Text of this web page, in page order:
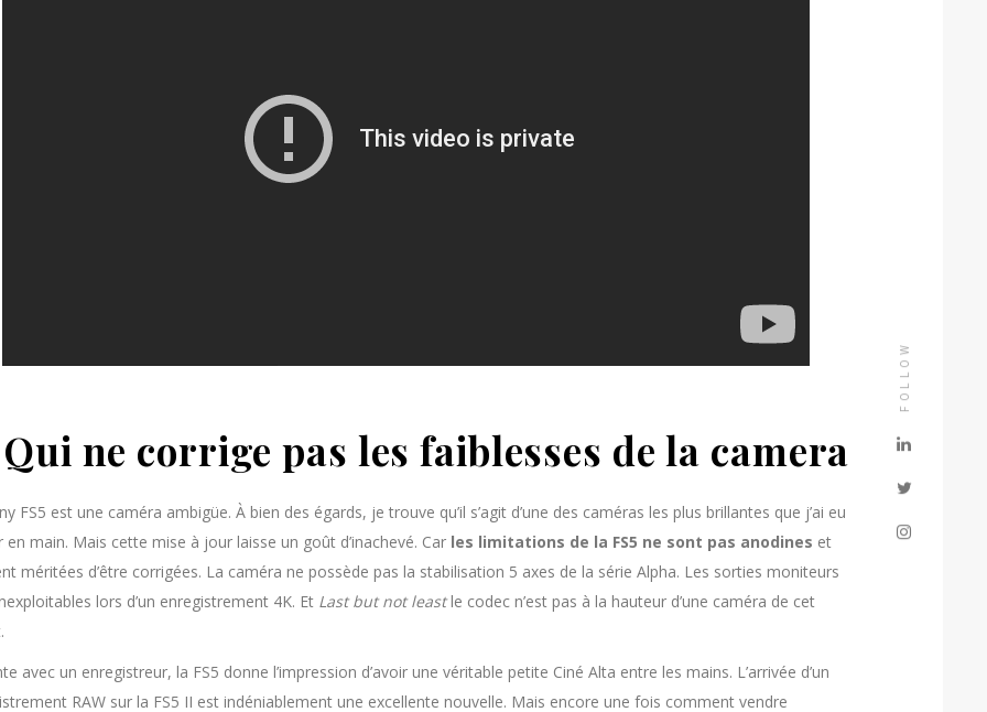
FOLLOW
ne corrige pas les faiblesses de la camera
FS5 est une caméra ambigüe. À bien des égards, je trouve qu’il s’agit d’une des caméras les plus brillantes que j’ai eu
en main. Mais cette mise à jour laisse un goût d’inachevé. Car les limitations de la FS5 ne sont pas anodines et
méritées d’être corrigées. La caméra ne possède pas la stabilisation 5 axes de la série Alpha. Les sorties moniteurs
lors d’un enregistrement 4K. Et Last but not leastle codec n’est pas à la hauteur d’une caméra de cet
avec un enregistreur, la FS5 donne l’impression d’avoir une véritable petite Ciné Alta entre les mains. L’arrivée d’un
RAW sur la FS5 II est indéniablement une excellente nouvelle. Mais encore une fois comment vendre